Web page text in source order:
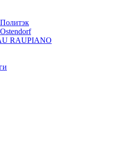
RAUPIANO